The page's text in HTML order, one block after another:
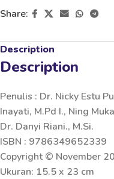
Share:
Description
Description
Penulis : Dr. Nicky Estu
Inayati, M.Pd I., Ning
Dr. Danyi Riani., M.Si.
ISBN : 9786349652339
Copyright © November
Ukuran: 15.5 x 23 cm